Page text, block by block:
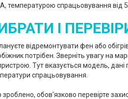
температурою спрацьовування від
І
відремонтувати фен або
потрібен. Зверніть увагу на
Тут вказується модель,
спрацьовування.
зроблено, обов'язково перевірте